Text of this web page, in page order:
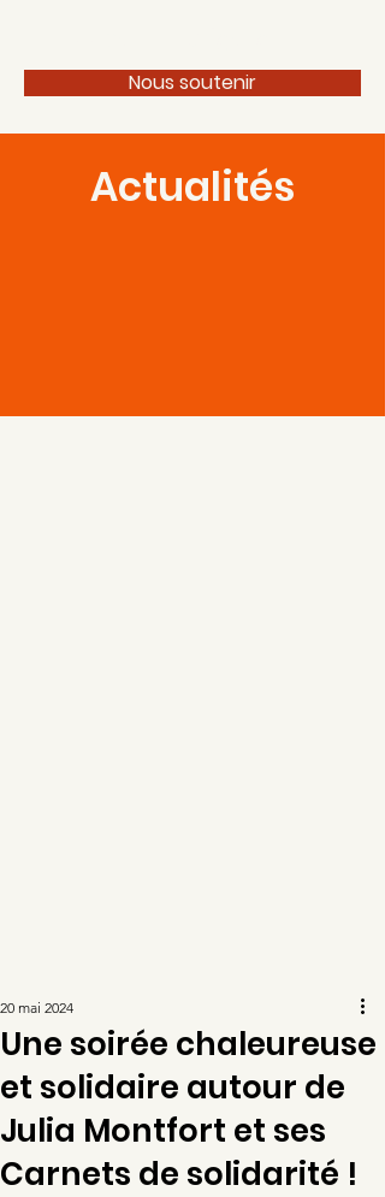
Nous soutenir
Actualités
Une soirée chaleureuse
et solidaire autour de
Julia Montfort et ses
Carnets de solidarité !
20 mai 2024